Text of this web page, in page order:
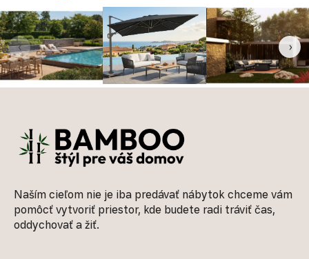
‹ ›
Naším cieľom nie je iba predávať nábytok chceme vám
pomôcť vytvoriť priestor, kde budete radi tráviť čas,
oddychovať a žiť.